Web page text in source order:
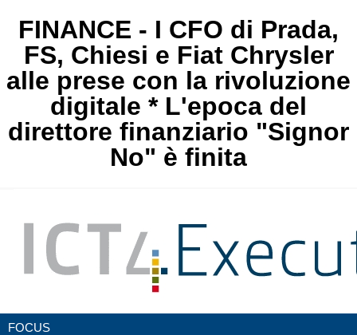
FINANCE - I CFO di Prada,
FS, Chiesi e Fiat Chrysler
alle prese con la rivoluzione
digitale * L'epoca del
direttore finanziario "Signor
No" è finita
FOCUS